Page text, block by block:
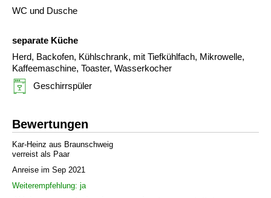
WC und Dusche
separate Küche
Herd, Backofen, Kühlschrank, mit Tiefkühlfach, Mikrowelle,
Kaffeemaschine, Toaster, Wasserkocher
Geschirrspüler
Bewertungen
Kar-Heinz aus Braunschweig
verreist als Paar
Anreise im Sep 2021
Weiterempfehlung: ja